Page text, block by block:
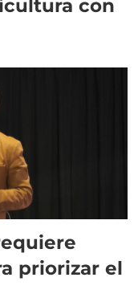
con
priorizar el